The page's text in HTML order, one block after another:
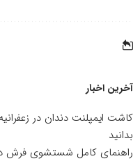
آخرین اخبار
کاشت ایمپلنت دندان در
بدانید
راهنمای کامل شستشوی فرش